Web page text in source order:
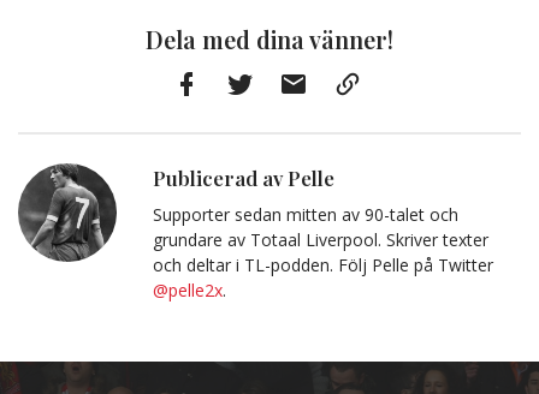
Dela med dina vänner!
Publicerad av Pelle
Supporter sedan mitten av 90-talet och
grundare av Totaal Liverpool. Skriver texter
och deltar i TL-podden. Följ Pelle på Twitter
@pelle2x.